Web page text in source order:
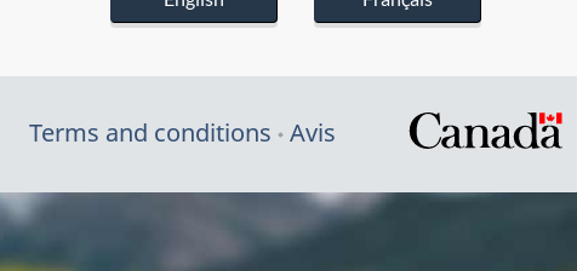
Terms and conditions Avis
/